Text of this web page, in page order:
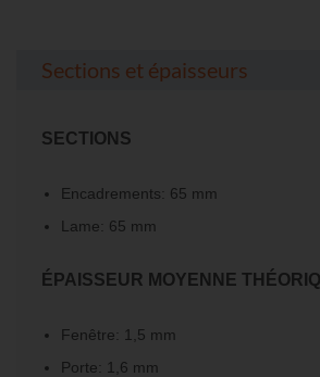
Sections et épaisseurs
SECTIONS
Encadrements: 65 mm
Lame: 65 mm
ÉPAISSEUR MOYENNE
Fenêtre: 1,5 mm
Porte: 1,6 mm